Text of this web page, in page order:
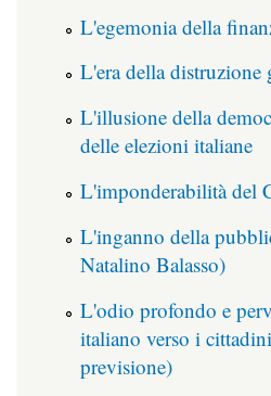
L'egemonia della
L'era della
L'illusione della
delle elezioni italiane
L'imponderabilità del
L'inganno della
Natalino Balasso)
L'odio profondo e
italiano verso i
previsione)